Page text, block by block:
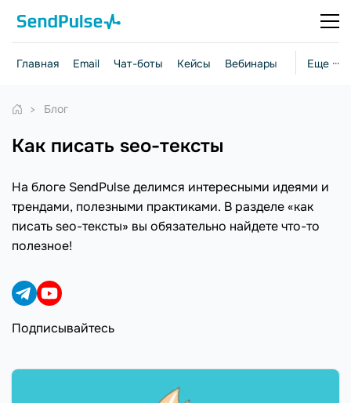
Еще ···
Главная Email Чат-боты Кейсы Вебинары Стратегии
Блог
как писать seo-тексты
На блоге SendPulse делимся интересными идеями и
трендами, полезными практиками. В разделе «как
писать seo-тексты» вы обязательно найдете что-то
полезное!
Подписывайтесь